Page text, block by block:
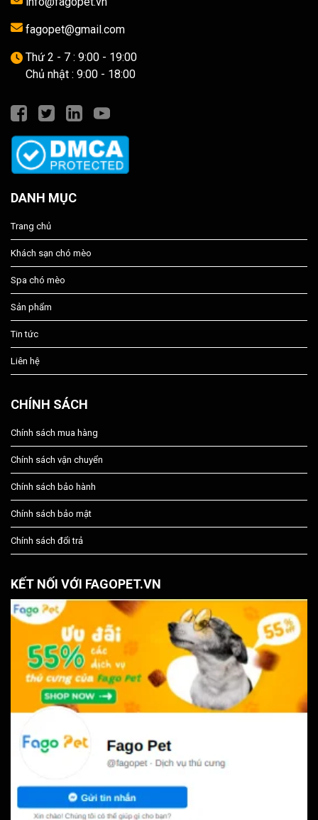
fagopet@gmail.com
Thứ 2 - 7 : 9:00 - 19:00
Chủ nhật : 9:00 - 18:00
DANH MỤC
Trang chủ
Khách sạn chó mèo
Spa chó mèo
Sản phẩm
Tin tức
Liên hệ
CHÍNH SÁCH
Chính sách mua hàng
Chính sách vận chuyển
Chính sách bảo hành
Chính sách bảo mật
Chính sách đổi trả
KẾT NỐI VỚI FAGOPET.VN